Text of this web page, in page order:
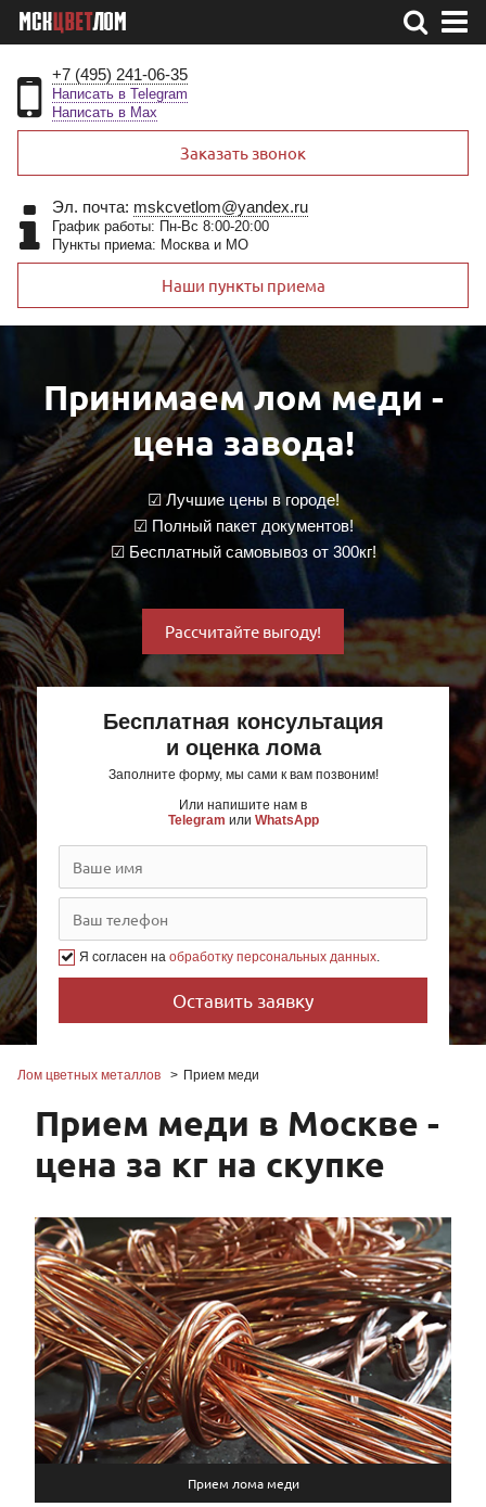
+7 (495) 241-06-35
Написать в Telegram
Написать в Max
Заказать звонок
Эл. почта: mskcvetlom@yandex.ru
График работы: Пн-Вс 8:00-20:00
Пункты приема: Москва и МО
Наши пункты приема
Принимаем лом меди -
цена завода!
☑ Лучшие цены в городе!
☑ Полный пакет документов!
☑ Бесплатный самовывоз от 300кг!
Рассчитайте выгоду!
Бесплатная консультация
и оценка лома
Заполните форму, мы сами к вам позвоним!
Или напишите нам в
Telegram или WhatsApp
Я согласен на обработку персональных данных.
Лом цветных металлов Прием меди
Прием меди в Москве -
цена за кг на скупке
Прием лома меди